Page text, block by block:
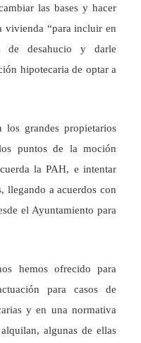
las bases y hacer
vivienda “para incluir en
de desahucio y darle
hipotecaria de optar a
los grandes propietarios
puntos de la moción
la PAH, e intentar
llegando a acuerdos con
el Ayuntamiento para
hemos ofrecido para
para casos de
y en una normativa
algunas de ellas